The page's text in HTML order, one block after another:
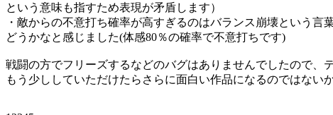
という意味も指すため表現が矛盾します）
・敵からの不意打ち確率が高すぎるのはバランス崩壊という言
どうかなと感じました(体感80％の確率で不意打ちです)
戦闘の方でフリーズするなどのバグはありませんでしたので、
もう少ししていただけたらさらに面白い作品になるのではない